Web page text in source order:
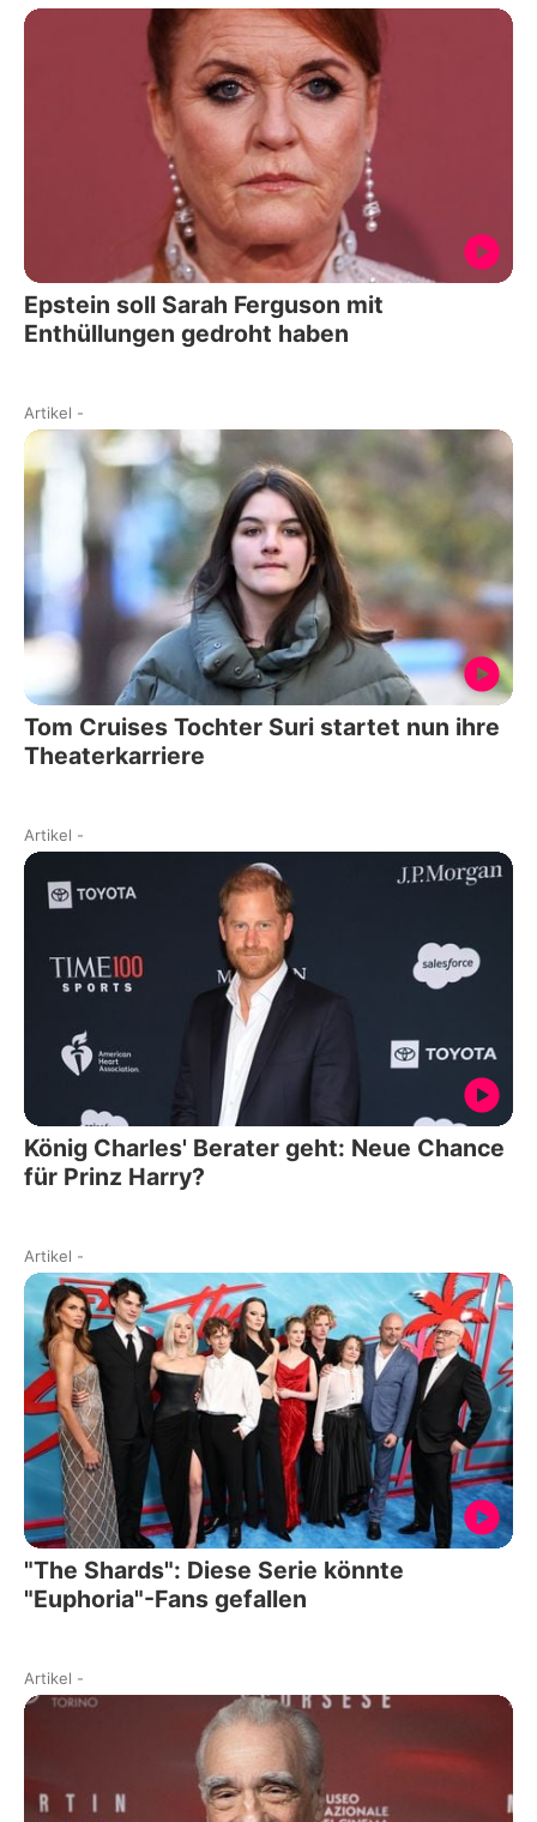
Epstein soll Sarah Ferguson mit
Enthüllungen gedroht haben
Artikel -
Tom Cruises Tochter Suri startet nun ihre
Theaterkarriere
Artikel -
König Charles' Berater geht: Neue Chance
für Prinz Harry?
Artikel -
"The Shards": Diese Serie könnte
"Euphoria"-Fans gefallen
Artikel -